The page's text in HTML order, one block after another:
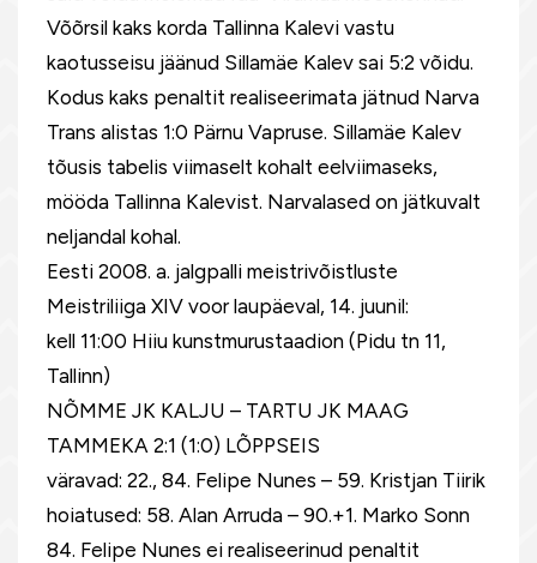
Võõrsil kaks korda Tallinna Kalevi vastu
kaotusseisu jäänud Sillamäe Kalev sai 5:2 võidu.
Kodus kaks penaltit realiseerimata jätnud Narva
Trans alistas 1:0 Pärnu Vapruse. Sillamäe Kalev
tõusis tabelis viimaselt kohalt eelviimaseks,
mööda Tallinna Kalevist. Narvalased on jätkuvalt
neljandal kohal.
Eesti 2008. a. jalgpalli meistrivõistluste
Meistriliiga XIV voor laupäeval, 14. juunil:
kell 11:00 Hiiu kunstmurustaadion (Pidu tn 11,
Tallinn)
NÕMME JK KALJU – TARTU JK MAAG
TAMMEKA 2:1 (1:0) LÕPPSEIS
väravad: 22., 84. Felipe Nunes – 59. Kristjan Tiirik
hoiatused: 58. Alan Arruda – 90.+1. Marko Sonn
84. Felipe Nunes ei realiseerinud penaltit